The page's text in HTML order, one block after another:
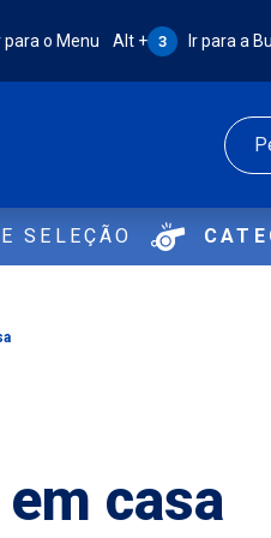
2:
para o Menu Atalho Alt + 3:
Alt + 3 Ir para a
SELEÇÃO
casa